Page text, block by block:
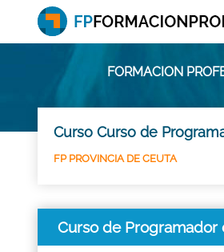
FORMACION
Curso Curso de
FP PROVINCIA DE CEUTA
Curso de Programador